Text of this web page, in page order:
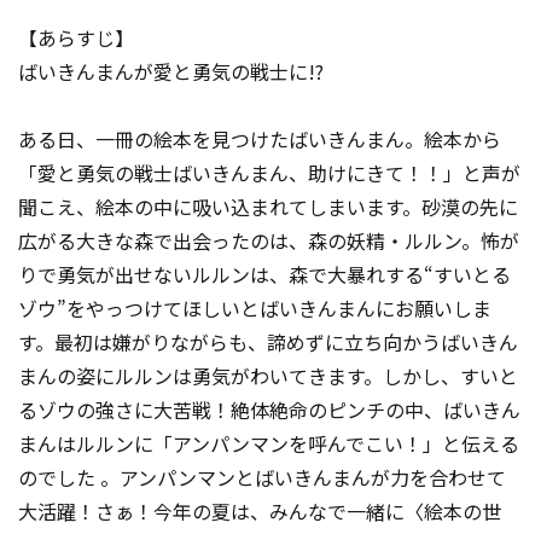
【あらすじ】
ばいきんまんが愛と勇気の戦士に!?
ある日、一冊の絵本を見つけたばいきんまん。絵本から
「愛と勇気の戦士ばいきんまん、助けにきて！！」と声が
聞こえ、絵本の中に吸い込まれてしまいます。砂漠の先に
広がる大きな森で出会ったのは、森の妖精・ルルン。怖が
りで勇気が出せないルルンは、森で大暴れする“すいとる
ゾウ”をやっつけてほしいとばいきんまんにお願いしま
す。最初は嫌がりながらも、諦めずに立ち向かうばいきん
まんの姿にルルンは勇気がわいてきます。しかし、すいと
るゾウの強さに大苦戦！絶体絶命のピンチの中、ばいきん
まんはルルンに「アンパンマンを呼んでこい！」と伝える
のでした ――。アンパンマンとばいきんまんが力を合わせて
大活躍！さぁ！今年の夏は、みんなで一緒に〈絵本の世